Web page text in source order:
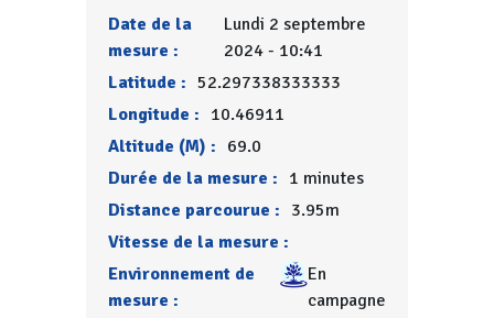
Date de la
mesure :
Lundi 2 septembre
2024 - 10:41
Latitude : 52.297338333333
Longitude : 10.46911
Altitude (M) : 69.0
Durée de la mesure : 1 minutes
Distance parcourue : 3.95m
Vitesse de la mesure :
Environnement de
mesure :
En
campagne